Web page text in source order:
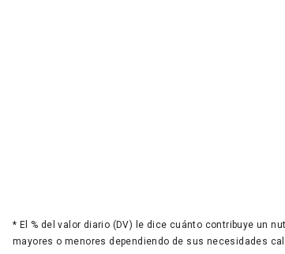
* El % del valor diario (DV) le dice cuánto contribuye un
mayores o menores dependiendo de sus necesidades